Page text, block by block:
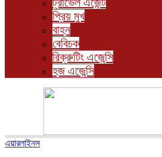
প্রিয় মুখ
বাহন
বেবিচক
রিক্রুটিং এজেন্সি
হজ এজেন্সি
এয়ারলাইনস